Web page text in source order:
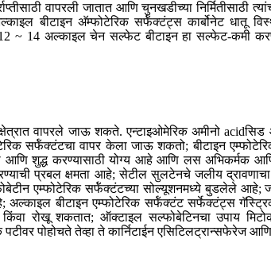
वापरली जातात आणि चुनखडीच्या निर्मितीसाठी
बीटाइन अ‍ॅम्फोटेरिक सर्फॅक्टंट्स कार्बोनेट धातू
12 ~ 14 अल्काइल चेन सल्फेट बीटाइन हा सल्फेट-कमी
वापरले जाऊ शकते. एन्टाइओमेरिक अमीनो
सर्फॅक्टंटचा वापर केला जाऊ शकतो; बीटाइन
शुद्ध करण्यासाठी योग्य आहे आणि लस अभिकर्मक
प्रबल क्षमता आहे; सेटील सुलटेनचे जलीय
एम्फोटेरिक सर्फॅक्टंटच्या सोल्यूशनमध्ये बुडलेले
बीटाइन एम्फोटेरिक सर्फॅक्टंट सर्फेक्टंट्स
रोखू शकतात; ऑक्टाइल सल्फोबेटिनचा उपाय
पोहोचते तेव्हा ते कार्निटाईन एसिटिलट्रान्सफेरेज